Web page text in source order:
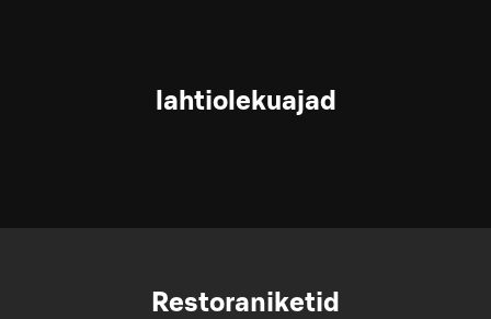
lahtiolekuajad
Restoraniketid